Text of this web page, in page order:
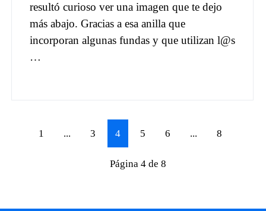
resultó curioso ver una imagen que te dejo
más abajo. Gracias a esa anilla que
incorporan algunas fundas y que utilizan l@s
…
Página 4 de 8
1 ... 3 4 5 6 ... 8